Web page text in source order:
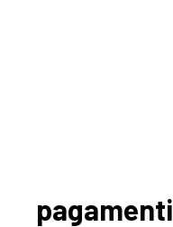
pagamenti